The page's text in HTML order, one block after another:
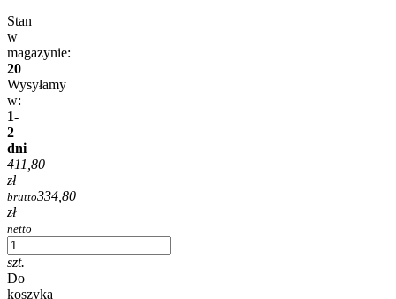
Stan
w
magazynie:
20
Wysyłamy
w:
1-
2
dni
411,80
zł
brutto334,80
zł
netto
szt.
Do
koszyka